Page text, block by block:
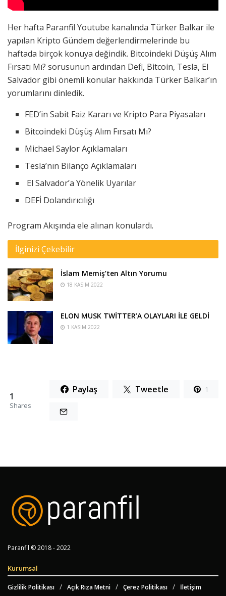
Her hafta Paranfil Youtube kanalında Türker Balkar ile
yapılan Kripto Gündem değerlendirmelerinde bu
haftada birçok konuya değindik. Bitcoindeki Düşüş Alım
Fırsatı Mı? sorusunun ardından Defi, Bitcoin, Tesla, El
Salvador gibi önemli konular hakkında Türker Balkar’ın
yorumlarını dinledik.
FED’in Sabit Faiz Kararı ve Kripto Para Piyasaları
Bitcoindeki Düşüş Alım Fırsatı Mı?
Michael Saylor Açıklamaları
Tesla’nın Bilanço Açıklamaları
El Salvador’a Yönelik Uyarılar
DEFİ Dolandırıcılığı
Program Akışında ele alınan konulardı.
İlginizi Çekebilir
İslam Memiş’ten Altın Yorumu
18 KASIM 2022
ELON MUSK TWİTTER’A OLAYLARI İLE GELDİ
1 KASIM 2022
1
Shares
Paylaş Tweetle 1
Paranfil © 2018 - 2022
Kurumsal
Gizlilik Politikası Açık Rıza Metni Çerez Politikası İletişim